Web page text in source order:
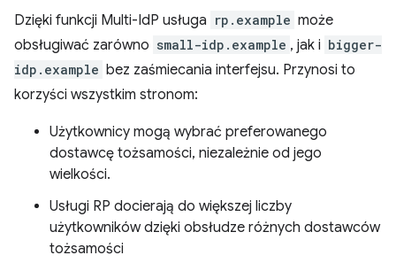
Dzięki funkcji Multi-IdP usługa rp.example może
obsługiwać zarówno small-idp.example , jak i bigger-
idp.example bez zaśmiecania interfejsu. Przynosi to
korzyści wszystkim stronom:
Użytkownicy mogą wybrać preferowanego
dostawcę tożsamości, niezależnie od jego
wielkości.
Usługi RP docierają do większej liczby
użytkowników dzięki obsłudze różnych dostawców
tożsamości